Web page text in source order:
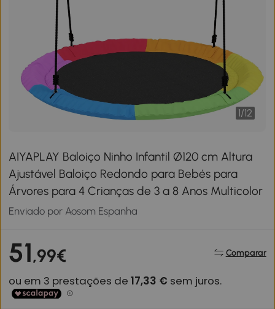
1/12
AIYAPLAY Baloiço Ninho Infantil Ø120 cm Altura
Ajustável Baloiço Redondo para Bebés para
Árvores para 4 Crianças de 3 a 8 Anos Multicolor
Enviado por Aosom Espanha
51,99€ Comparar